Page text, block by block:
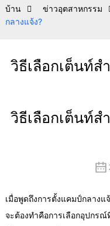
บ้าน ข่าวอุตสาหกรรม
กลางแจ้ง?
วิธีเลือกเต็นท์
วิธีเลือกเต็นท์
เมื่อพูดถึงการตั้งแคมป์กลาง
จะต้องทำคือการเลือกอุปกรณ์